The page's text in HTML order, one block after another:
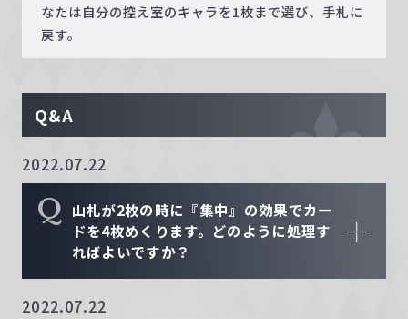
なたは自分の控え室のキャラを1枚まで選び、手札に
戻す。
Q&A
2022.07.22
Q 山札が2枚の時に『集中』の効果でカー
ドを4枚めくります。どのように処理す
ればよいですか？
2022.07.22